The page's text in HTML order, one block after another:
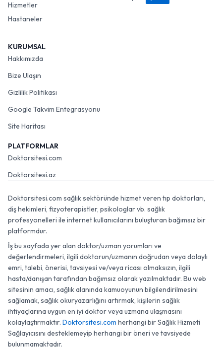
Hizmetler
Hastaneler
KURUMSAL
Hakkımızda
Bize Ulaşın
Gizlilik Politikası
Google Takvim Entegrasyonu
Site Haritası
PLATFORMLAR
Doktorsitesi.com
Doktorsitesi.az
Doktorsitesi.com sağlık sektöründe hizmet veren tıp doktorları,
diş hekimleri, fizyoterapistler, psikologlar vb. sağlık
profesyonelleri ile internet kullanıcılarını buluşturan bağımsız bir
platformdur.
İş bu sayfada yer alan doktor/uzman yorumları ve
değerlendirmeleri, ilgili doktorun/uzmanın doğrudan veya dolaylı
emri, talebi, önerisi, tavsiyesi ve/veya ricası olmaksızın, ilgili
hasta/danışan tarafından bağımsız olarak yazılmaktadır. Bu web
sitesinin amacı, sağlık alanında kamuoyunun bilgilendirilmesini
sağlamak, sağlık okuryazarlığını artırmak, kişilerin sağlık
ihtiyaçlarına uygun en iyi doktor veya uzmana ulaşmasını
kolaylaştırmaktır. Doktorsitesi.com herhangi bir Sağlık Hizmeti
Sağlayıcısını desteklemeyip herhangi bir öneri ve tavsiyede
bulunmamaktadır.